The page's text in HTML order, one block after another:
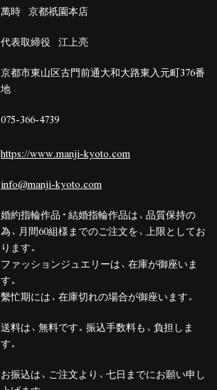
萬時 京都祇園本店
代表取締役 江上亮
京都市東山区古門前通大和大路東入元町376番
地
075-366-4739
https://www.manji-kyoto.com
info@manji-kyoto.com
婚約指輪作品・結婚指輪作品は、品質保持の
為、月間60組様までのご注文を、上限としてお
ります。
ファッションジュエリーは、在庫が御座いま
す。
繫忙期には、在庫切れの場合が御座います。
送料は、無料です。振込手数料も、負担しま
す。
お振込は、ご注文より、七日までにお願い申し